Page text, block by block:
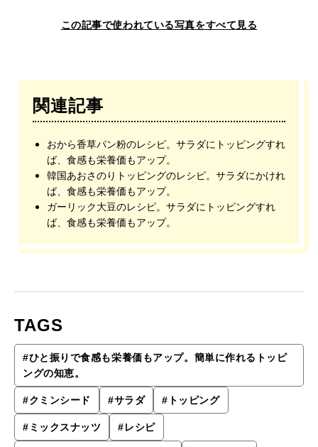
この記事で使われている写真をすべて見る
関連記事
おから香草パン粉のレシピ。サラダにトッピングすれ
ば、食感も栄養価もアップ。
韓国あおさのりトッピングのレシピ。サラダにかけれ
ば、食感も栄養価もアップ。
ガーリック大豆のレシピ。サラダにトッピングすれ
ば、食感も栄養価もアップ。
TAGS
#ひと振りで食感も栄養価もアップ。簡単に作れるトッピ
ングの知恵。
#クミンシード #サラダ # トッピング
# ミックスナッツ #レシピ